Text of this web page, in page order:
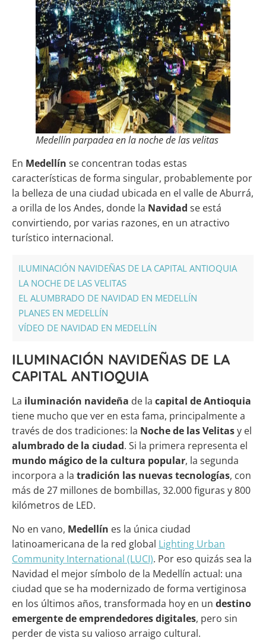
Medellín parpadea en la noche de las velitas
En Medellín se concentran todas estas
características de forma singular, probablemente por
la belleza de una ciudad ubicada en el valle de Aburrá,
a orilla de los Andes, donde la Navidad se está
convirtiendo, por varias razones, en un atractivo
turístico internacional.
ILUMINACIÓN NAVIDEÑAS DE LA CAPITAL ANTIOQUIA
LA NOCHE DE LAS VELITAS
EL ALUMBRADO DE NAVIDAD EN MEDELLÍN
PLANES EN MEDELLÍN
VÍDEO DE NAVIDAD EN MEDELLÍN
ILUMINACIÓN NAVIDEÑAS DE LA
CAPITAL ANTIOQUIA
La iluminación navideña de la capital de Antioquia
tiene mucho que ver en esta fama, principalmente a
través de dos tradiciones: la Noche de las Velitasy el
alumbrado de la ciudad. Si la primera representa el
mundo mágico de la cultura popular, la segunda
incorpora a la tradición las nuevas tecnologías, con
más de 27 millones de bombillas, 32.000 figuras y 800
kilómetros de LED.
No en vano, Medellín es la única ciudad
latinoamericana de la red global Lighting Urban
Community International (LUCI). Por eso quizás sea la
Navidad el mejor símbolo de la Medellín actual: una
ciudad que se ha modernizado de forma vertiginosa
en los últimos años, transformada hoy en un destino
emergente de emprendedores digitales, pero sin
perder de vista su valioso arraigo cultural.